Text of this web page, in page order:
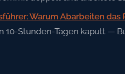
Warum Abarbeiten das
10-Stunden-Tagen kaputt —